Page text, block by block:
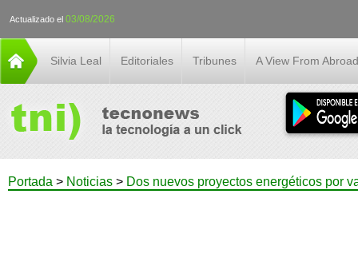
Actualizado el 03/08/2026
Silvia Leal Editoriales Tribunes A View From Abroad
Portada > Noticias > Dos nuevos proyectos energéticos por